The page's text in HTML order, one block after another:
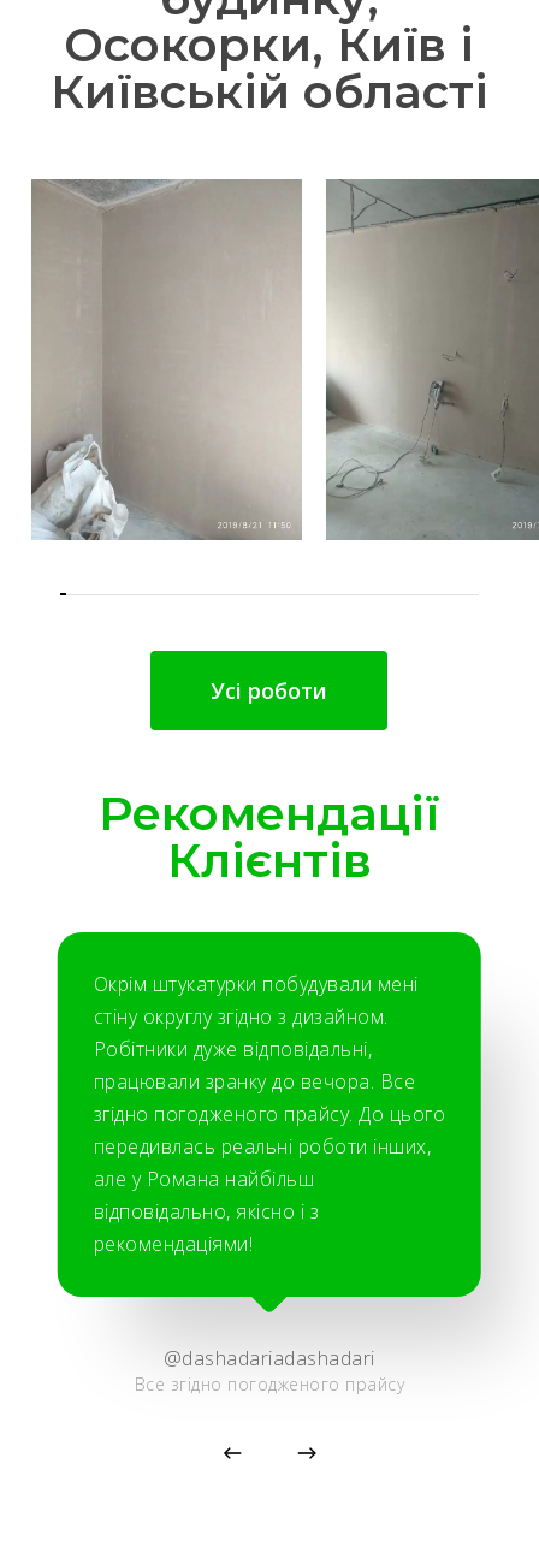
Осокорки, Київ і
Київській області
Усі роботи
Рекомендації
Клієнтів
Окрім штукатурки побудували мені
стіну округлу згідно з дизайном.
Робітники дуже відповідальні,
працювали зранку до вечора. Все
згідно погодженого прайсу. До цього
передивлась реальні роботи інших,
але у Романа найбільш
відповідально, якісно і з
рекомендаціями!
@dashadariadashadari
Все згідно погодженого прайсу